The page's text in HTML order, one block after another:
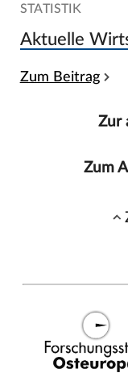
STATISTIK
Aktuelle
Zum Beitrag
Zur
Zum